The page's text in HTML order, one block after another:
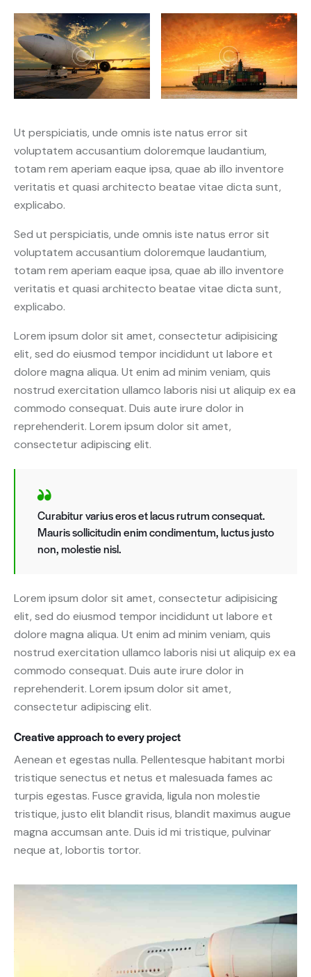
Ut perspiciatis, unde omnis iste natus error sit
voluptatem accusantium doloremque laudantium,
totam rem aperiam eaque ipsa, quae ab illo inventore
veritatis et quasi architecto beatae vitae dicta sunt,
explicabo.
Sed ut perspiciatis, unde omnis iste natus error sit
voluptatem accusantium doloremque laudantium,
totam rem aperiam eaque ipsa, quae ab illo inventore
veritatis et quasi architecto beatae vitae dicta sunt,
explicabo.
Lorem ipsum dolor sit amet, consectetur adipisicing
elit, sed do eiusmod tempor incididunt ut labore et
dolore magna aliqua. Ut enim ad minim veniam, quis
nostrud exercitation ullamco laboris nisi ut aliquip ex ea
commodo consequat. Duis aute irure dolor in
reprehenderit. Lorem ipsum dolor sit amet,
consectetur adipiscing elit.
Curabitur varius eros et lacus rutrum consequat.
Mauris sollicitudin enim condimentum, luctus justo
non, molestie nisl.
Lorem ipsum dolor sit amet, consectetur adipisicing
elit, sed do eiusmod tempor incididunt ut labore et
dolore magna aliqua. Ut enim ad minim veniam, quis
nostrud exercitation ullamco laboris nisi ut aliquip ex ea
commodo consequat. Duis aute irure dolor in
reprehenderit. Lorem ipsum dolor sit amet,
consectetur adipiscing elit.
Creative approach to every project
Aenean et egestas nulla. Pellentesque habitant morbi
tristique senectus et netus et malesuada fames ac
turpis egestas. Fusce gravida, ligula non molestie
tristique, justo elit blandit risus, blandit maximus augue
magna accumsan ante. Duis id mi tristique, pulvinar
neque at, lobortis tortor.